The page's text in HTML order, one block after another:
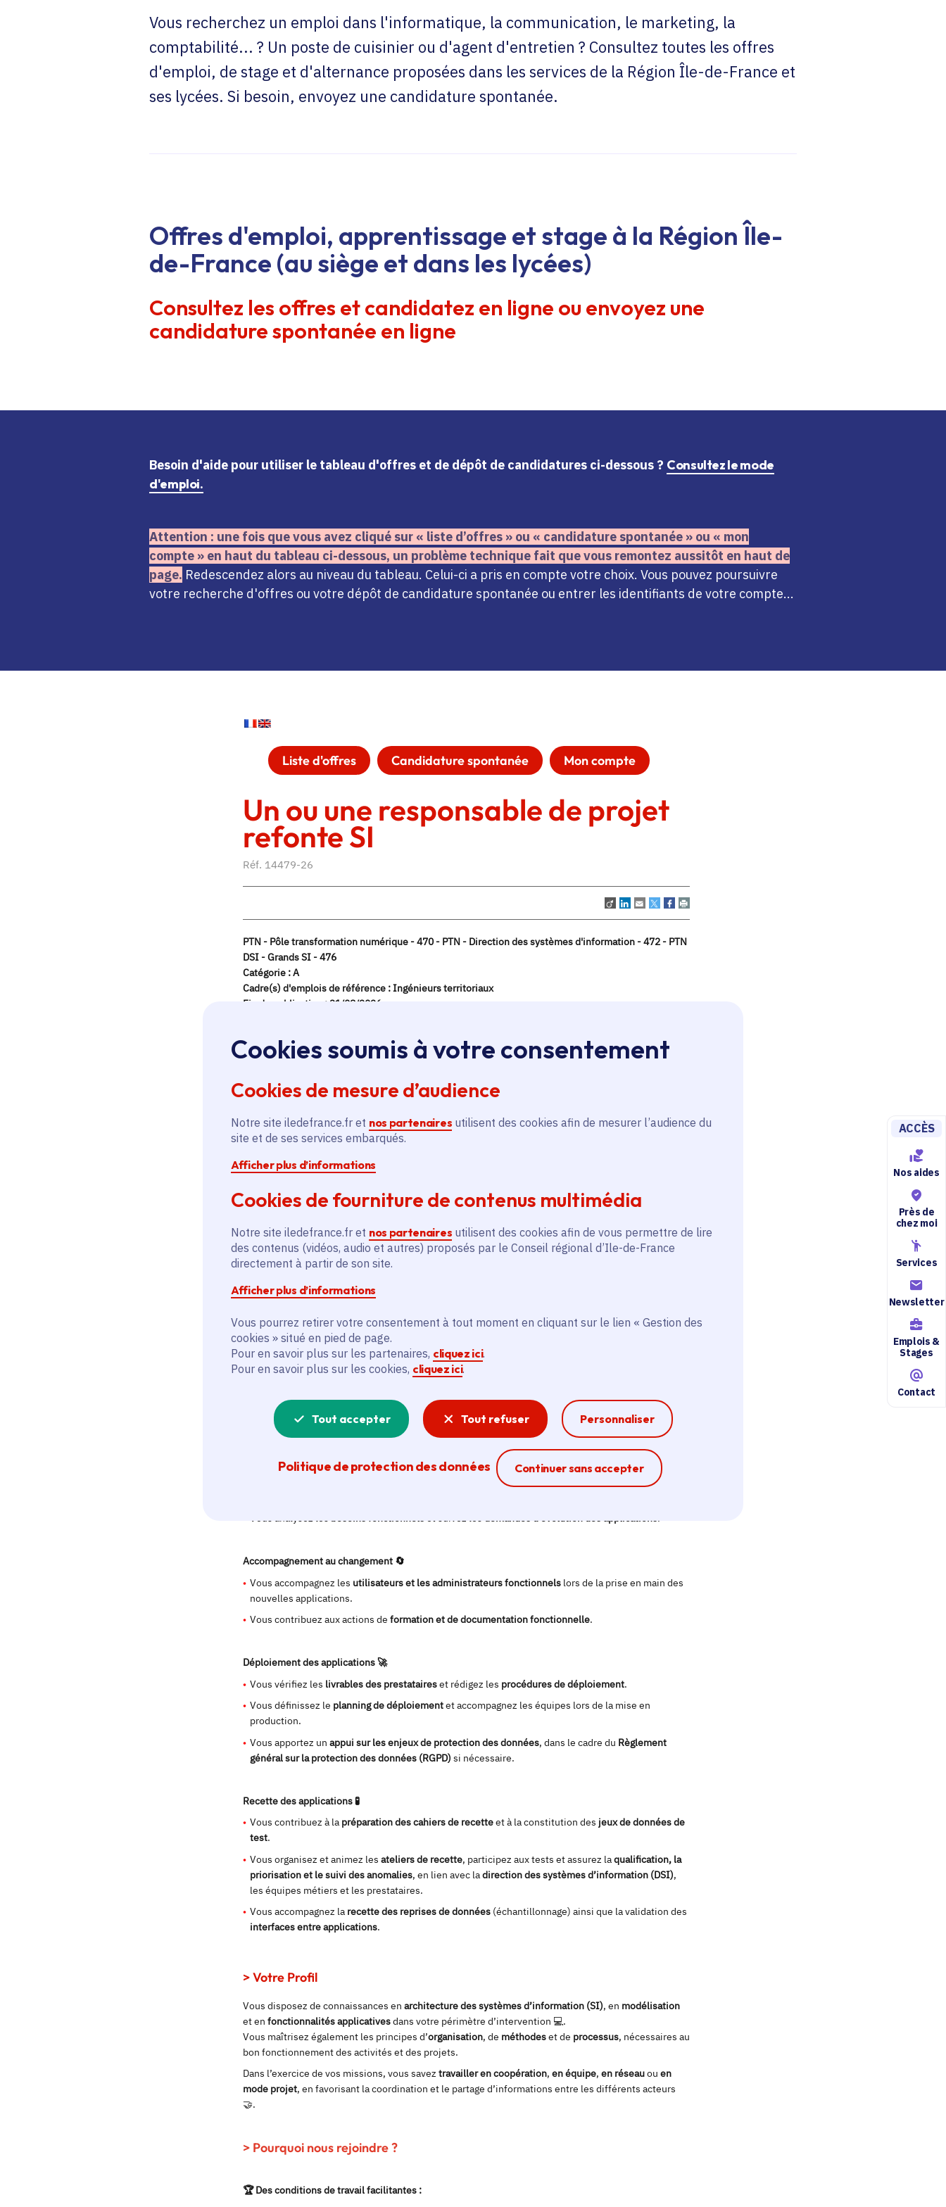
Cookies soumis à votre consentement
Cookies de mesure d’audience
Notre site iledefrance.fr et nos partenaires utilisent des cookies afin de mesurer l’audience du
site et de ses services embarqués.
Afficher plus d’informations
Cookies de fourniture de contenus multimédia
Notre site iledefrance.fr et nos partenaires utilisent des cookies afin de vous permettre de lire
des contenus (vidéos, audio et autres) proposés par le Conseil régional d’Ile-de-France
directement à partir de son site.
Afficher plus d’informations
Vous pourrez retirer votre consentement à tout moment en cliquant sur le lien « Gestion des
cookies » situé en pied de page.
Pour en savoir plus sur les partenaires, cliquez ici.
Pour en savoir plus sur les cookies, cliquez ici.
Tout accepter Tout refuser Personnaliser
Politique de protection des données Continuer sans accepter
Ferme la modale
ACCÈS
Nos aides
Près de
chez moi
Services
Newsletter
Emplois &
Stages
Contact
Vous recherchez un emploi dans l'informatique, la communication, le marketing, la
comptabilité... ? Un poste de cuisinier ou d'agent d'entretien ? Consultez toutes les offres
d'emploi, de stage et d'alternance proposées dans les services de la Région Île-de-France et
ses lycées. Si besoin, envoyez une candidature spontanée.
Offres d'emploi, apprentissage et stage à la Région Île-
de-France (au siège et dans les lycées)
Consultez les offres et candidatez en ligne ou envoyez une
candidature spontanée en ligne
Besoin d'aide pour utiliser le tableau d'offres et de dépôt de candidatures ci-dessous ? Consultez le mode
d'emploi.
Attention : une fois que vous avez cliqué sur « liste d’offres » ou « candidature spontanée » ou « mon
compte » en haut du tableau ci-dessous, un problème technique fait que vous remontez aussitôt en haut de
page. Redescendez alors au niveau du tableau. Celui-ci a pris en compte votre choix. Vous pouvez poursuivre
votre recherche d'offres ou votre dépôt de candidature spontanée ou entrer les identifiants de votre compte...